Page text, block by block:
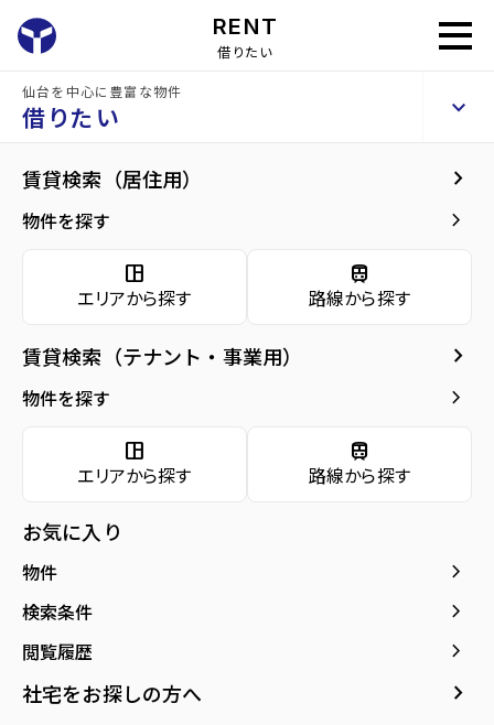
RENT
借りたい
仙台を中心に豊富な物件
借りたい keyboard_arrow_up
賃貸検索（居住用） keyboard_arrow_right
物件を探す keyboard_arrow_right
space_dashboard
エリアから探す
train
路線から探す
賃貸検索（テナント・事業用） keyboard_arrow_right
物件を探す keyboard_arrow_right
space_dashboard
エリアから探す
train
路線から探す
お気に入り
物件 keyboard_arrow_right
検索条件 keyboard_arrow_right
閲覧履歴 keyboard_arrow_right
社宅をお探しの方へ keyboard_arrow_right
賃貸アパート albero若林
建物概要
現在募集中の物件arrow_forward
arrow_forward
地図・周辺環境 arrow_forward
albero若林
アクセス
仙台市営バス バス停『沖野4丁目』から徒歩
仙台市地下鉄南北線/河原町駅 徒歩35分
紹介動画